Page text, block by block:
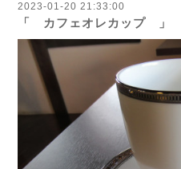
2023-01-20 21:33:00
「 カフェオレカップ 」